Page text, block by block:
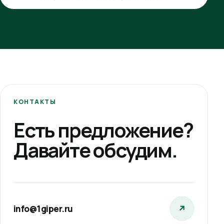
КОНТАКТЫ
Есть предложение?
Давайте обсудим.
info@1giper.ru ↗